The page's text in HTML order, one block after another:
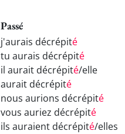
Passé
j'aurais décrépité
tu aurais décrépité
il aurait décrépité/elle
aurait décrépité
nous aurions décrépité
vous auriez décrépité
ils auraient décrépité/elles